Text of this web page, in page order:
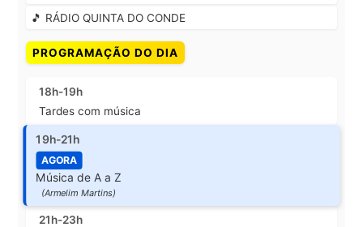
🎵 RÁDIO QUINTA DO CONDE
PROGRAMAÇÃO DO DIA
18h-19h
Tardes com música
19h-21h
AGORA
Música de A a Z
(Armelim Martins)
21h-23h